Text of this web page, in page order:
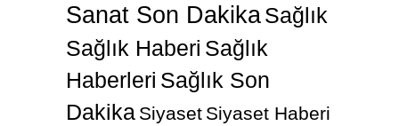
Sanat Son DakikaSağlık
Sağlık Haberi Sağlık
Haberleri Sağlık Son
Dakika Siyaset Siyaset Haberi